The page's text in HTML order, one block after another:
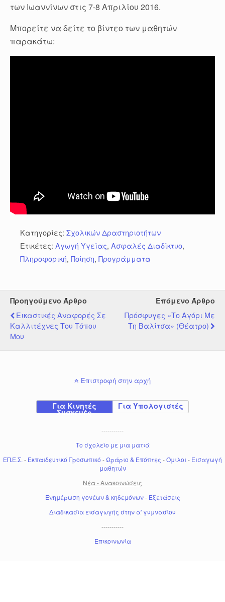
των Ιωαννίνων στις 7-8 Απριλίου 2016.
Μπορείτε να δείτε το βίντεο των μαθητών
παρακάτω:
Κατηγορίες: Σχολικών Δραστηριοτήτων
Ετικέτες: Αγωγή Υγείας, Ασφαλές Διαδίκτυο,
Πληροφορική, Ποίηση, Προγράμματα
Προηγούμενο Άρθρο
Εικαστικές Αναφορές Σε
Καλλιτέχνες Του Τόπου
Μου
Επόμενο Άρθρο
Πρόσφυγες «Το Αγόρι Με
Τη Βαλίτσα» (θέατρο)
Επιστροφή στην αρχή
Για Κινητές
Συσκευές
Για Υπολογιστές
-----------
Το σχολείο με μια ματιά
ΕΠ.Ε.Σ. - Εκπαιδευτικό Προσωπικό -Ωράριο & Επόπτες -Όμιλοι- Εισαγωγή
μαθητών
Νέα - Ανακοινώσεις
Ενημέρωση γονέων & κηδεμόνων- Εξετάσεις
Διαδικασία εισαγωγής στην α' γυμνασίου
-----------
Επικοινωνία